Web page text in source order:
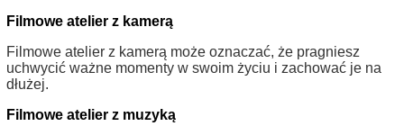
Filmowe atelier z kamerą
Filmowe atelier z kamerą może oznaczać, że pragniesz
uchwycić ważne momenty w swoim życiu i zachować je na
dłużej.
Filmowe atelier z muzyką